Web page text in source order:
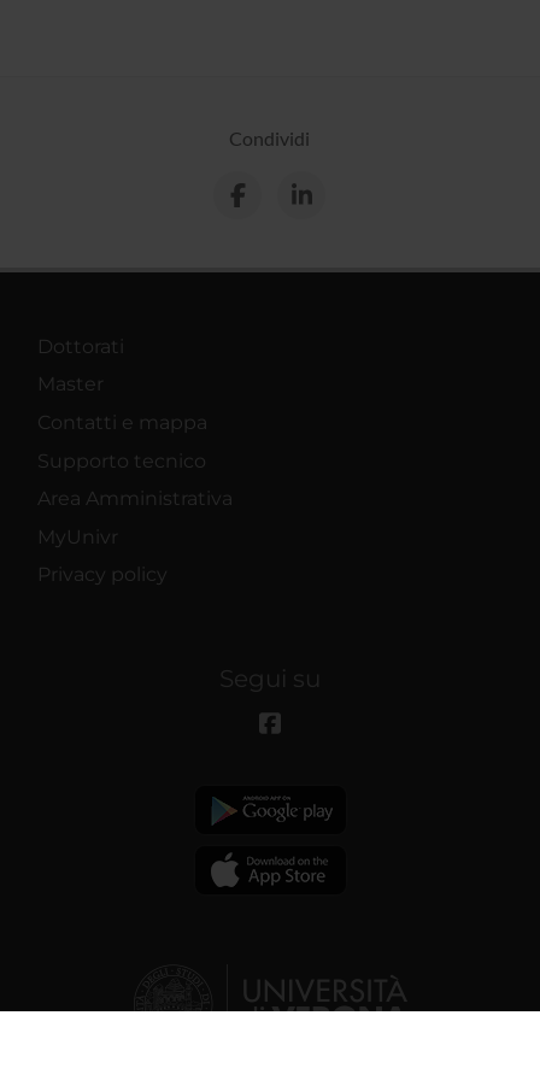
Condividi
Dottorati
Master
Contatti e mappa
Supporto tecnico
Area Amministrativa
MyUnivr
Privacy policy
Segui su